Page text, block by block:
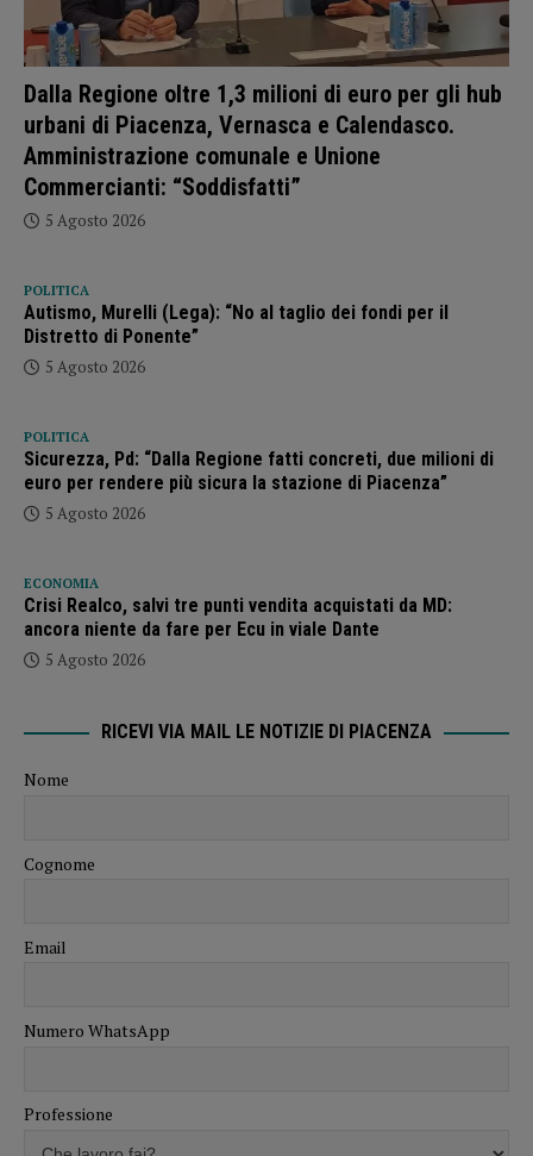
Dalla Regione oltre 1,3 milioni di euro per gli hub
urbani di Piacenza, Vernasca e Calendasco.
Amministrazione comunale e Unione
Commercianti: “Soddisfatti”
5 Agosto 2026
POLITICA
Autismo, Murelli (Lega): “No al taglio dei fondi per il
Distretto di Ponente”
5 Agosto 2026
POLITICA
Sicurezza, Pd: “Dalla Regione fatti concreti, due milioni di
euro per rendere più sicura la stazione di Piacenza”
5 Agosto 2026
ECONOMIA
Crisi Realco, salvi tre punti vendita acquistati da MD:
ancora niente da fare per Ecu in viale Dante
5 Agosto 2026
RICEVI VIA MAIL LE NOTIZIE DI PIACENZA
Nome
Cognome
Email
Numero WhatsApp
Professione